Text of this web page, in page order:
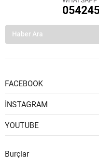
FACEBOOK
İNSTAGRAM
YOUTUBE
Burçlar